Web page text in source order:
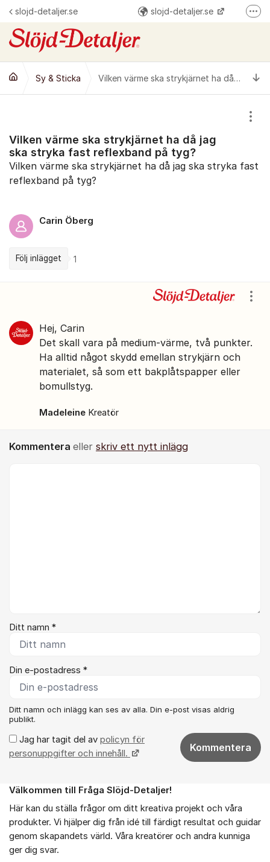
Hoppa till innehåll
slojd-detaljer.se slojd-detaljer.se
Sy & Sticka Vilken värme ska strykjärnet ha då jag ska stryka fast reflexband på tyg?
Vilken värme ska strykjärnet ha då jag
ska stryka fast reflexband på tyg?
Vilken värme ska strykjärnet ha då jag ska stryka fast
reflexband på tyg?
Carin Öberg
Följ inlägget 1
Hej, Carin
Det skall vara på medium-värme, två punkter.
Ha alltid något skydd emellan strykjärn och
materialet, så som ett bakplåtspapper eller
bomullstyg.
Madeleine Kreatör
Kommentera eller skriv ett nytt inlägg
Ditt namn *
Din e-postadress *
Ditt namn och inlägg kan ses av alla. Din e-post visas aldrig
publikt.
Jag har tagit del av policyn för
personuppgifter och innehåll.
Kommentera
Om forumet
Välkommen till Fråga Slöjd-Detaljer!
Här kan du ställa frågor om ditt kreativa projekt och våra
produkter. Vi hjälper dig från idé till färdigt resultat och guidar
genom skapandets värld. Våra kreatörer och andra kunniga
ger dig svar.